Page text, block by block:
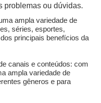
problemas ou dúvidas.
ampla variedade de
séries, esportes,
principais benefícios da
canais e conteúdos: com
ampla variedade de
gêneros e para